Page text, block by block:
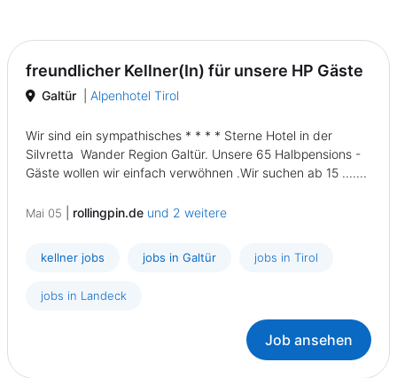
freundlicher Kellner(In) für unsere HP Gäste
Galtür Alpenhotel Tirol
Wir sind ein sympathisches * * * * Sterne Hotel in der
Silvretta Wander Region Galtür. Unsere 65 Halbpensions -
Gäste wollen wir einfach verwöhnen .Wir suchen ab 15 .......
Mai 05 rollingpin.de und 2 weitere
kellner jobs jobs in Galtür jobs in Tirol
jobs in Landeck
Job ansehen